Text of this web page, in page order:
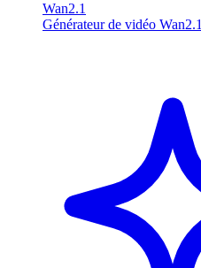
Wan2.1
Générateur de vidéo Wan2.1